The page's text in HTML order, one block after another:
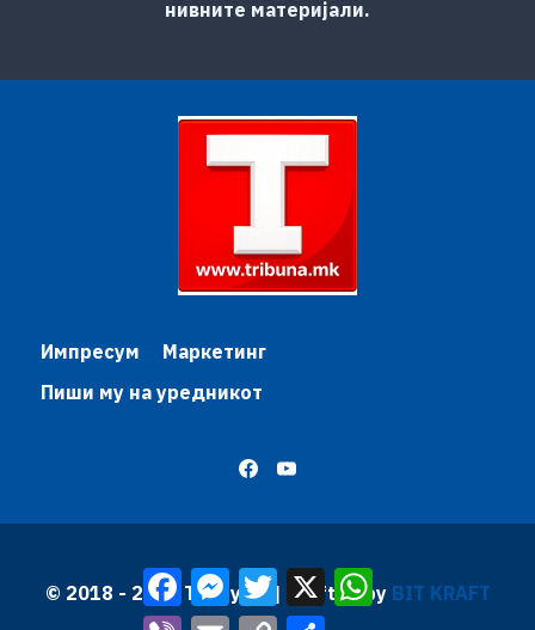
нивните материјали.
Импресум
Маркетинг
Пиши му на уредникот
© 2018 - 2026 Трибуна | Krafted by BIT KRAFT
FacebookMessenger
TwitterX
Viber
Email Copy